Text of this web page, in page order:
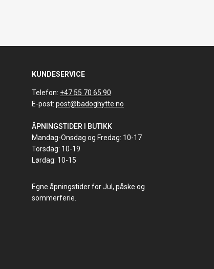
KUNDESERVICE
Telefon: +47 55 70 65 90
E-post: post@badoghytte.no
ÅPNINGSTIDER I BUTIKK
Mandag-Onsdag og Fredag: 10-17
Torsdag: 10-19
Lørdag: 10-15
Egne åpningstider for Jul, påske og
sommerferie.